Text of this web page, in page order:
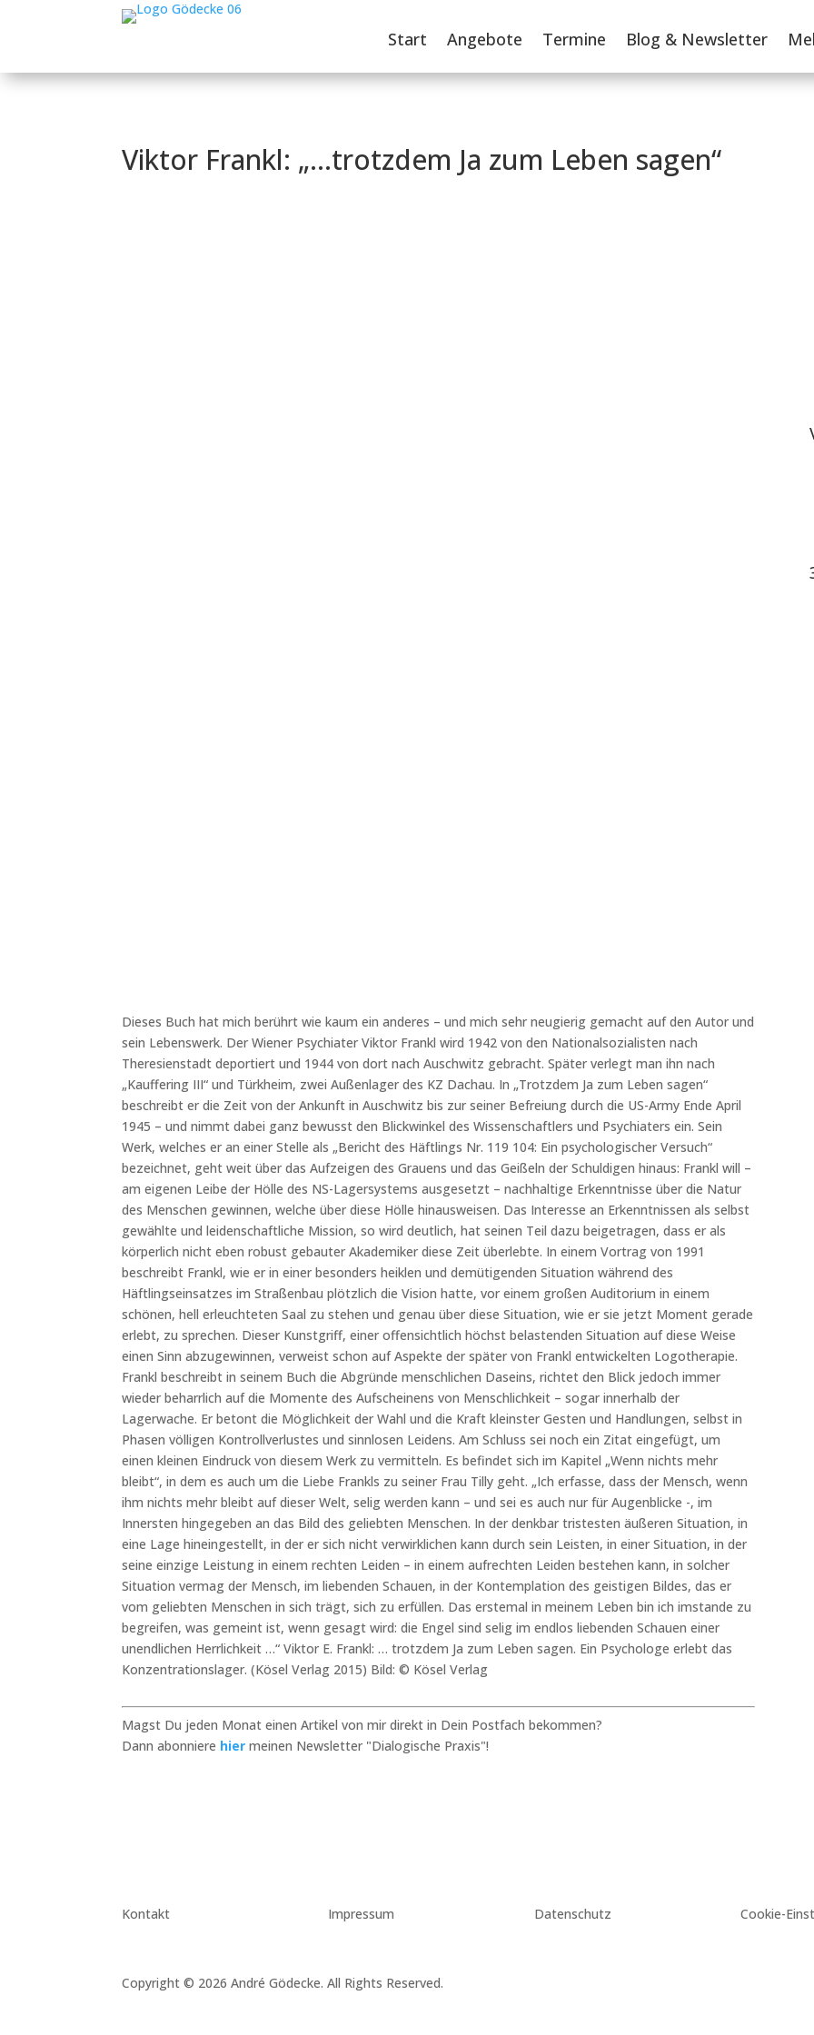
Start Angebote Termine Blog & Newsletter
Viktor Frankl: „…trotzdem Ja zum Leben sagen“
Dieses Buch hat mich berührt wie kaum ein anderes – und mich sehr neugierig gemacht auf den Autor und
sein Lebenswerk. Der Wiener Psychiater Viktor Frankl wird 1942 von den Nationalsozialisten nach
Theresienstadt deportiert und 1944 von dort nach Auschwitz gebracht. Später verlegt man ihn nach
„Kauffering III“ und Türkheim, zwei Außenlager des KZ Dachau. In „Trotzdem Ja zum Leben sagen“
beschreibt er die Zeit von der Ankunft in Auschwitz bis zur seiner Befreiung durch die US-Army Ende April
1945 – und nimmt dabei ganz bewusst den Blickwinkel des Wissenschaftlers und Psychiaters ein. Sein
Werk, welches er an einer Stelle als „Bericht des Häftlings Nr. 119 104: Ein psychologischer Versuch“
bezeichnet, geht weit über das Aufzeigen des Grauens und das Geißeln der Schuldigen hinaus: Frankl will –
am eigenen Leibe der Hölle des NS-Lagersystems ausgesetzt – nachhaltige Erkenntnisse über die Natur
des Menschen gewinnen, welche über diese Hölle hinausweisen. Das Interesse an Erkenntnissen als selbst
gewählte und leidenschaftliche Mission, so wird deutlich, hat seinen Teil dazu beigetragen, dass er als
körperlich nicht eben robust gebauter Akademiker diese Zeit überlebte. In einem Vortrag von 1991
beschreibt Frankl, wie er in einer besonders heiklen und demütigenden Situation während des
Häftlingseinsatzes im Straßenbau plötzlich die Vision hatte, vor einem großen Auditorium in einem
schönen, hell erleuchteten Saal zu stehen und genau über diese Situation, wie er sie jetzt Moment gerade
erlebt, zu sprechen. Dieser Kunstgriff, einer offensichtlich höchst belastenden Situation auf diese Weise
einen Sinn abzugewinnen, verweist schon auf Aspekte der später von Frankl entwickelten Logotherapie.
Frankl beschreibt in seinem Buch die Abgründe menschlichen Daseins, richtet den Blick jedoch immer
wieder beharrlich auf die Momente des Aufscheinens von Menschlichkeit – sogar innerhalb der
Lagerwache. Er betont die Möglichkeit der Wahl und die Kraft kleinster Gesten und Handlungen, selbst in
Phasen völligen Kontrollverlustes und sinnlosen Leidens. Am Schluss sei noch ein Zitat eingefügt, um
einen kleinen Eindruck von diesem Werk zu vermitteln. Es befindet sich im Kapitel „Wenn nichts mehr
bleibt“, in dem es auch um die Liebe Frankls zu seiner Frau Tilly geht. „Ich erfasse, dass der Mensch, wenn
ihm nichts mehr bleibt auf dieser Welt, selig werden kann – und sei es auch nur für Augenblicke -, im
Innersten hingegeben an das Bild des geliebten Menschen. In der denkbar tristesten äußeren Situation, in
eine Lage hineingestellt, in der er sich nicht verwirklichen kann durch sein Leisten, in einer Situation, in der
seine einzige Leistung in einem rechten Leiden – in einem aufrechten Leiden bestehen kann, in solcher
Situation vermag der Mensch, im liebenden Schauen, in der Kontemplation des geistigen Bildes, das er
vom geliebten Menschen in sich trägt, sich zu erfüllen. Das erstemal in meinem Leben bin ich imstande zu
begreifen, was gemeint ist, wenn gesagt wird: die Engel sind selig im endlos liebenden Schauen einer
unendlichen Herrlichkeit …“ Viktor E. Frankl: … trotzdem Ja zum Leben sagen. Ein Psychologe erlebt das
Konzentrationslager. (Kösel Verlag 2015) Bild: © Kösel Verlag
Magst Du jeden Monat einen Artikel von mir direkt in Dein Postfach bekommen?
Dann abonniere hier meinen Newsletter "Dialogische Praxis"!
Kontakt Impressum Datenschutz Cookie-
Copyright © 2026 André Gödecke. All Rights Reserved.